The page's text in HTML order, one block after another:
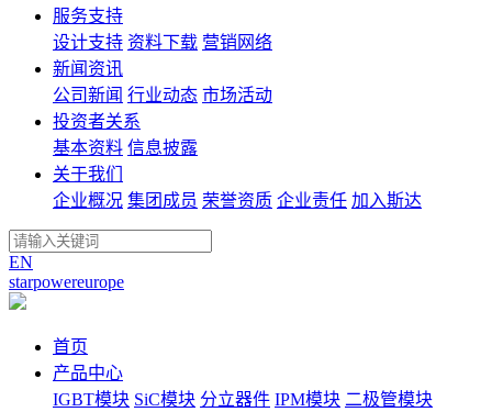
服务支持
设计支持 资料下载 营销网络
新闻资讯
公司新闻 行业动态 市场活动
投资者关系
基本资料 信息披露
关于我们
企业概况 集团成员 荣誉资质 企业责任 加入斯达
EN
starpowereurope
首页
产品中心
IGBT模块 SiC模块 分立器件 IPM模块 二极管模块